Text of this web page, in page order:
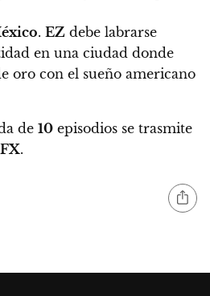
. EZ debe labrarse
en una ciudad donde
oro con el sueño americano
de 10 episodios se trasmite
FX.